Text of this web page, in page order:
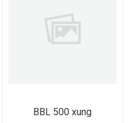
BBL 500 xung